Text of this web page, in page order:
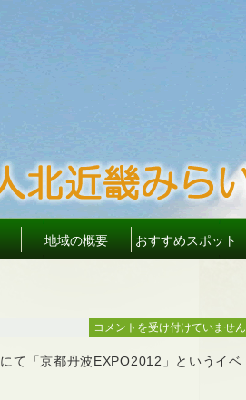
地域の概要 おすすめスポット
今
も
コメントを受け付けていません
て「京都丹波EXPO2012」というイベ